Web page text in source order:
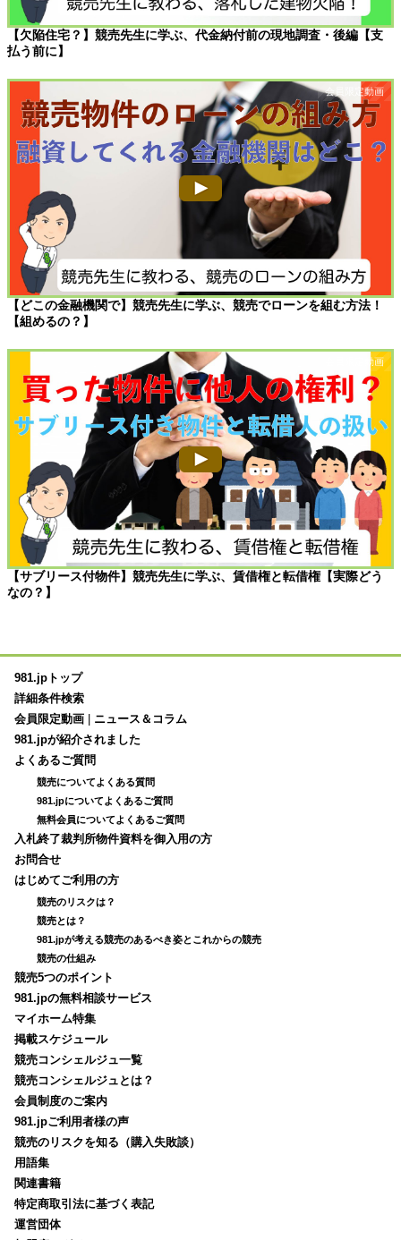
【欠陥住宅？】競売先生に学ぶ、代金納付前の現地調査・後編【支
払う前に】
【どこの金融機関で】競売先生に学ぶ、競売でローンを組む方法！
【組めるの？】
【サブリース付物件】競売先生に学ぶ、賃借権と転借権【実際どう
なの？】
981.jpトップ
詳細条件検索
会員限定動画
ニュース＆コラム
981.jpが紹介されました
よくあるご質問
競売についてよくある質問
981.jpについてよくあるご質問
無料会員についてよくあるご質問
入札終了裁判所物件資料を御入用の方
お問合せ
はじめてご利用の方
競売のリスクは？
競売とは？
981.jpが考える競売のあるべき姿とこれからの競売
競売の仕組み
競売5つのポイント
981.jpの無料相談サービス
マイホーム特集
掲載スケジュール
競売コンシェルジュ一覧
競売コンシェルジュとは？
会員制度のご案内
981.jpご利用者様の声
競売のリスクを知る（購入失敗談）
用語集
関連書籍
特定商取引法に基づく表記
運営団体